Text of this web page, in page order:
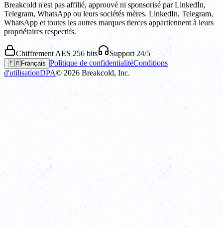
Breakcold n'est pas affilié, approuvé ni sponsorisé par LinkedIn,
Telegram, WhatsApp ou leurs sociétés mères. LinkedIn, Telegram,
WhatsApp et toutes les autres marques tierces appartiennent à leurs
propriétaires respectifs.
Chiffrement AES 256 bits Support 24/5
🇫🇷Français Politique de confidentialitéConditions
d'utilisationDPA© 2026 Breakcold, Inc.